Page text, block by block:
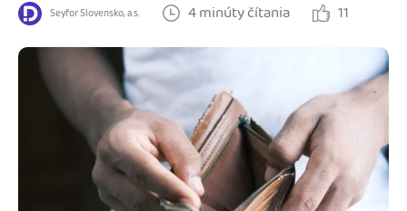
Prepojenie na ďalšie systémy
Spriatelení účtovníci
Katalóg doplnkov
Ako začať s podnikaním
Ako sa vyznať vo fakturácii
Blog
Podnikateľský servis
Spýtajte sa nás
Vyskúšať zadarmo
Seyfor Slovensko, a.s. 4 minúty čítania 11